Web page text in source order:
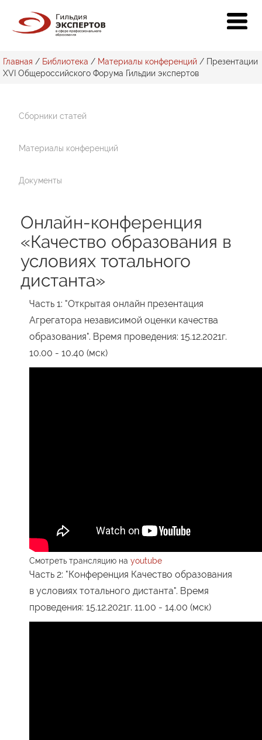
Главная / Библиотека / Материалы конференций / Презентации
XVI Общероссийского Форума Гильдии экспертов
Сборники статей
Материалы конференций
Документы
Онлайн-конференция
«Качество образования в
условиях тотального
дистанта»
Часть 1: "Открытая онлайн презентация
Агрегатора независимой оценки качества
образования". Время проведения: 15.12.2021г.
10.00 - 10.40 (мск)
Смотреть трансляцию на youtube
Часть 2: "Конференция Качество образования
в условиях тотального дистанта". Время
проведения: 15.12.2021г. 11.00 - 14.00 (мск)